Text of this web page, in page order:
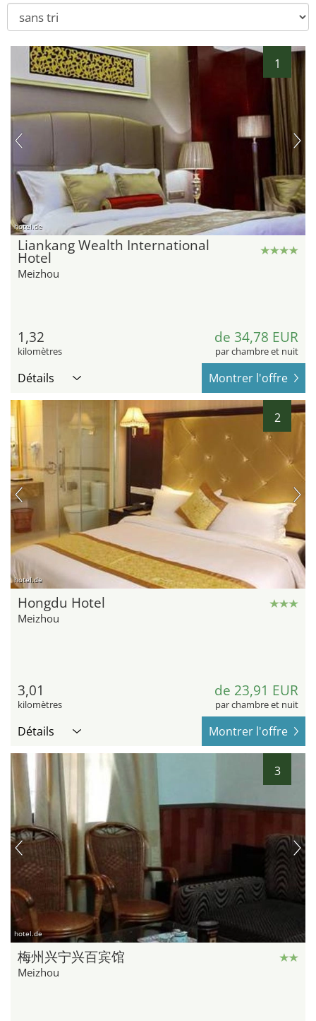
1
hotel.de
Liankang Wealth International
Hotel
Meizhou
1,32
kilomètres
de 34,78 EUR
par chambre et nuit
Détails Montrer l'offre
2
hotel.de
Hongdu Hotel
Meizhou
3,01
kilomètres
de 23,91 EUR
par chambre et nuit
Détails Montrer l'offre
3
hotel.de
梅州兴宁兴百宾馆
Meizhou